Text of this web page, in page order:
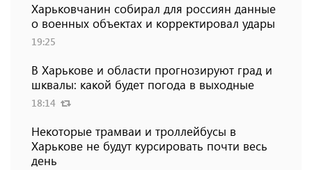
Харьковчанин собирал для россиян данные
о военных объектах и ​​корректировал удары
19:25
В Харькове и области прогнозируют град и
шквалы: какой будет погода в выходные
18:14
Некоторые трамваи и троллейбусы в
Харькове не будут курсировать почти весь
день